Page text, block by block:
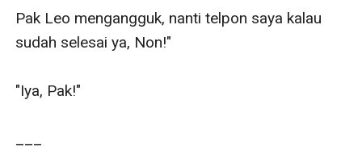
Pak Leo mengangguk, nanti telpon saya kalau
sudah selesai ya, Non!"
"Iya, Pak!"